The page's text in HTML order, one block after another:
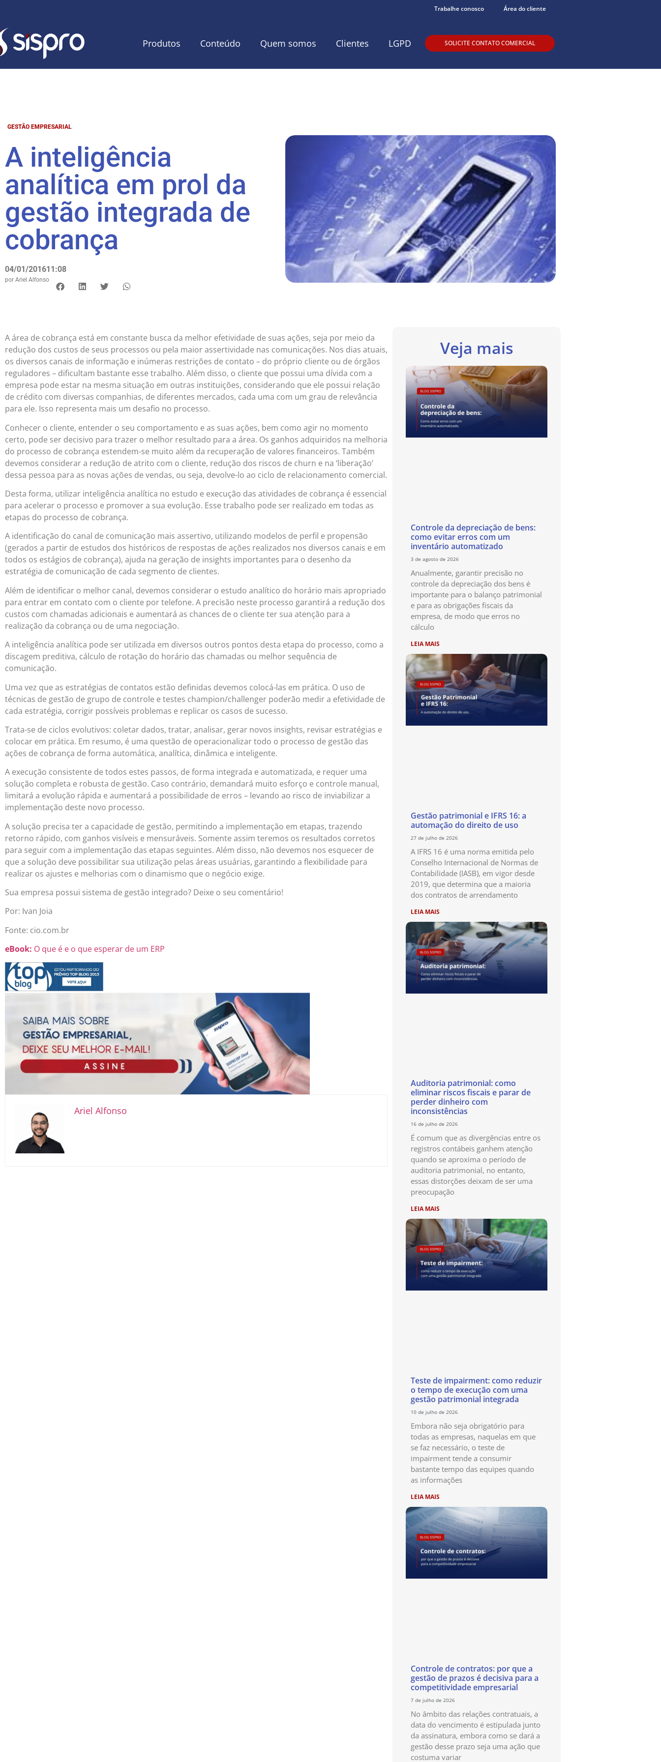
Trabalhe conosco Área do cliente
Produtos Conteúdo Quem somos Clientes LGPD SOLICITE CONTATO COMERCIAL
GESTÃO EMPRESARIAL
A inteligência
analítica em prol da
gestão integrada de
cobrança
04/01/201611:08
por Ariel Alfonso
A área de cobrança está em constante busca da melhor efetividade de suas ações, seja por meio da
redução dos custos de seus processos ou pela maior assertividade nas comunicações. Nos dias atuais,
os diversos canais de informação e inúmeras restrições de contato – do próprio cliente ou de órgãos
reguladores – dificultam bastante esse trabalho. Além disso, o cliente que possui uma dívida com a
empresa pode estar na mesma situação em outras instituições, considerando que ele possui relação
de crédito com diversas companhias, de diferentes mercados, cada uma com um grau de relevância
para ele. Isso representa mais um desafio no processo.
Conhecer o cliente, entender o seu comportamento e as suas ações, bem como agir no momento
certo, pode ser decisivo para trazer o melhor resultado para a área. Os ganhos adquiridos na melhoria
do processo de cobrança estendem-se muito além da recuperação de valores financeiros. Também
devemos considerar a redução de atrito com o cliente, redução dos riscos de churn e na ‘liberação’
dessa pessoa para as novas ações de vendas, ou seja, devolve-lo ao ciclo de relacionamento comercial.
Desta forma, utilizar inteligência analítica no estudo e execução das atividades de cobrança é essencial
para acelerar o processo e promover a sua evolução. Esse trabalho pode ser realizado em todas as
etapas do processo de cobrança.
A identificação do canal de comunicação mais assertivo, utilizando modelos de perfil e propensão
(gerados a partir de estudos dos históricos de respostas de ações realizados nos diversos canais e em
todos os estágios de cobrança), ajuda na geração de insights importantes para o desenho da
estratégia de comunicação de cada segmento de clientes.
Além de identificar o melhor canal, devemos considerar o estudo analítico do horário mais apropriado
para entrar em contato com o cliente por telefone. A precisão neste processo garantirá a redução dos
custos com chamadas adicionais e aumentará as chances de o cliente ter sua atenção para a
realização da cobrança ou de uma negociação.
A inteligência analítica pode ser utilizada em diversos outros pontos desta etapa do processo, como a
discagem preditiva, cálculo de rotação do horário das chamadas ou melhor sequência de
comunicação.
Uma vez que as estratégias de contatos estão definidas devemos colocá-las em prática. O uso de
técnicas de gestão de grupo de controle e testes champion/challenger poderão medir a efetividade de
cada estratégia, corrigir possíveis problemas e replicar os casos de sucesso.
Trata-se de ciclos evolutivos: coletar dados, tratar, analisar, gerar novos insights, revisar estratégias e
colocar em prática. Em resumo, é uma questão de operacionalizar todo o processo de gestão das
ações de cobrança de forma automática, analítica, dinâmica e inteligente.
A execução consistente de todos estes passos, de forma integrada e automatizada, e requer uma
solução completa e robusta de gestão. Caso contrário, demandará muito esforço e controle manual,
limitará a evolução rápida e aumentará a possibilidade de erros – levando ao risco de inviabilizar a
implementação deste novo processo.
A solução precisa ter a capacidade de gestão, permitindo a implementação em etapas, trazendo
retorno rápido, com ganhos visíveis e mensuráveis. Somente assim teremos os resultados corretos
para seguir com a implementação das etapas seguintes. Além disso, não devemos nos esquecer de
que a solução deve possibilitar sua utilização pelas áreas usuárias, garantindo a flexibilidade para
realizar os ajustes e melhorias com o dinamismo que o negócio exige.
Sua empresa possui sistema de gestão integrado? Deixe o seu comentário!
Por: Ivan Joia
Fonte: cio.com.br
eBook: O que é e o que esperar de um ERP
Ariel Alfonso
Veja mais
Controle da depreciação de bens:
como evitar erros com um
inventário automatizado
3 de agosto de 2026
Anualmente, garantir precisão no
controle da depreciação dos bens é
importante para o balanço patrimonial
e para as obrigações fiscais da
empresa, de modo que erros no
cálculo
LEIA MAIS
Gestão patrimonial e IFRS 16: a
automação do direito de uso
27 de julho de 2026
A IFRS 16 é uma norma emitida pelo
Conselho Internacional de Normas de
Contabilidade (IASB), em vigor desde
2019, que determina que a maioria
dos contratos de arrendamento
LEIA MAIS
Auditoria patrimonial: como
eliminar riscos fiscais e parar de
perder dinheiro com
inconsistências
16 de julho de 2026
É comum que as divergências entre os
registros contábeis ganhem atenção
quando se aproxima o período de
auditoria patrimonial, no entanto,
essas distorções deixam de ser uma
preocupação
LEIA MAIS
Teste de impairment: como reduzir
o tempo de execução com uma
gestão patrimonial integrada
10 de julho de 2026
Embora não seja obrigatório para
todas as empresas, naquelas em que
se faz necessário, o teste de
impairment tende a consumir
bastante tempo das equipes quando
as informações
LEIA MAIS
Controle de contratos: por que a
gestão de prazos é decisiva para a
competitividade empresarial
7 de julho de 2026
No âmbito das relações contratuais, a
data do vencimento é estipulada junto
da assinatura, embora como se dará a
gestão desse prazo seja uma ação que
costuma variar